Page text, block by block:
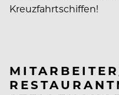
Kreuzfahrtschiffen!